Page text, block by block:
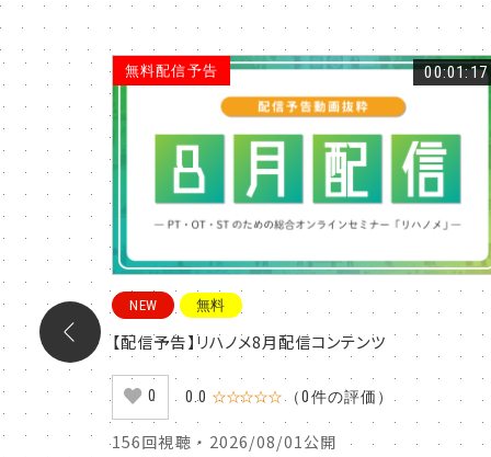
防の
無料配信予告 00:01:17
NEW 無料
【配信予告】リハノメ8月配信コンテンツ
0 0.0 ☆☆☆☆☆ （0件の評価）
156回視聴 ・ 2026/08/01公開